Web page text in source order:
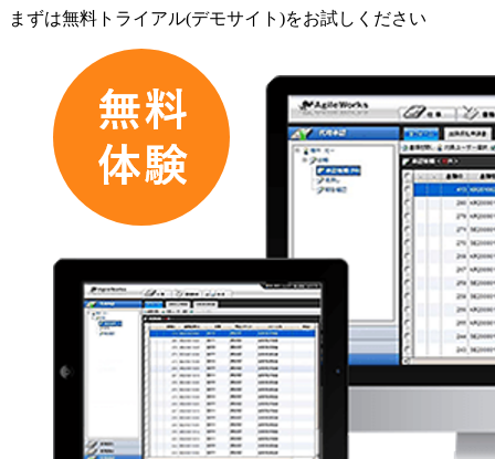
まずは無料トライアル(デモサイト)をお試しください